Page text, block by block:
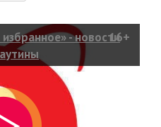
- новости16+